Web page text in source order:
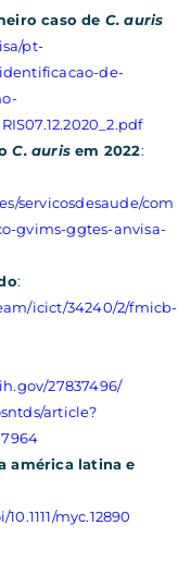
caso de C. auris
pt-
de-
C. auris em 2022:
servicosdesaude/com
gvims-ggtes-anvisa-
:
icict/34240/2/fmicb-
27837496/
article?
américa latina e
myc.12890